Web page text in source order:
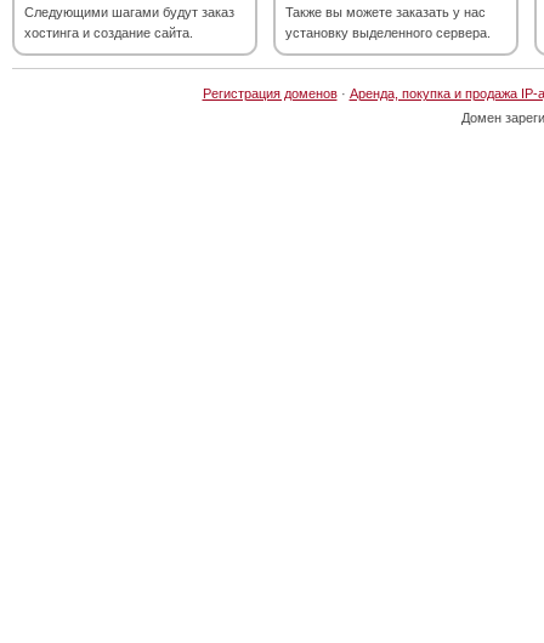
Следующими шагами будут заказ
хостинга и создание сайта.
Также вы можете заказать у нас
установку выделенного сервера.
Регистрация доменов· Аренда, покупка и продажа IP-
Домен